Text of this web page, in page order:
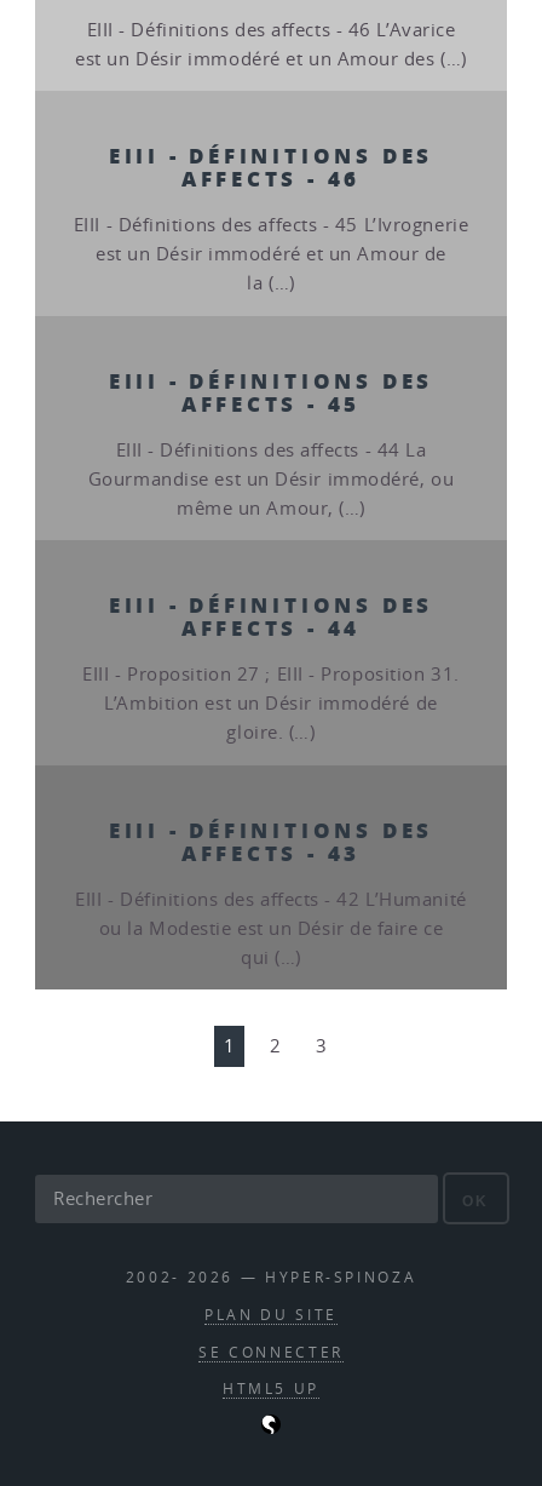
EIII - Définitions des affects - 46 L’Avarice
est un Désir immodéré et un Amour des (…)
EIII - DÉFINITIONS DES
AFFECTS - 46
EIII - Définitions des affects - 45 L’Ivrognerie
est un Désir immodéré et un Amour de
la (…)
EIII - DÉFINITIONS DES
AFFECTS - 45
EIII - Définitions des affects - 44 La
Gourmandise est un Désir immodéré, ou
même un Amour, (…)
EIII - DÉFINITIONS DES
AFFECTS - 44
EIII - Proposition 27 ; EIII - Proposition 31.
L’Ambition est un Désir immodéré de
gloire. (…)
EIII - DÉFINITIONS DES
AFFECTS - 43
EIII - Définitions des affects - 42 L’Humanité
ou la Modestie est un Désir de faire ce
qui (…)
1 2 3
OK
2002- 2026 — HYPER-SPINOZA
PLAN DU SITE
SE CONNECTER
HTML5 UP